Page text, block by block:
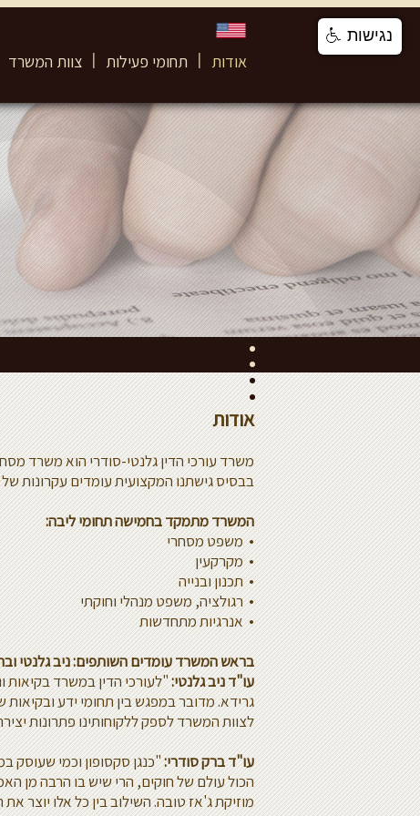
אודות תחומי פעילות צוות המשרד
אודות
משרד עורכי הדין גלנטי-סודרי הוא משרד
בבסיס גישתנו המקצועית עומדים עקרונות של
המשרד מתמקד בחמישה תחומי ליבה:
• משפט מסחרי
• מקרקעין
• תכנון ובנייה
• רגולציה, משפט מנהלי וחוקתי
• אנרגיות מתחדשות
בראש המשרד עומדים השותפים: ניב גלנטי
עו"ד ניב גלנטי:"לעורכי הדין במשרד בקיאות
גרידא. מדובר במפגש בין תחומי ידע
לצוות המשרד לספק ללקוחותינו פתרונות
עו"ד ברק סודרי:"כנגן סקסופון וכמי שעוסק
הכול עולם של חוקים, הרי שיש בו הרבה מן
מוזיקת ג'אז טובה. השילוב בין כל אלו יוצר
נגישות